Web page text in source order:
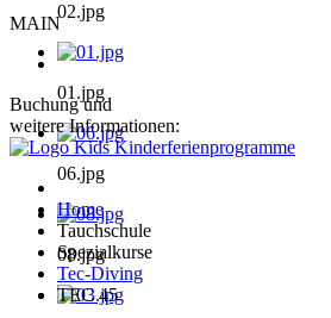
02.jpg
01.jpg
06.jpg
08.jpg
MAIN
Buchung und
weitere Informationen:
Home
Tauchschule
Spezialkurse
Tec-Diving
TEC 45